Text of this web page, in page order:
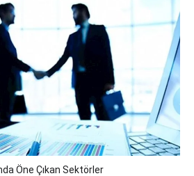
Öne Çıkan Sektörler